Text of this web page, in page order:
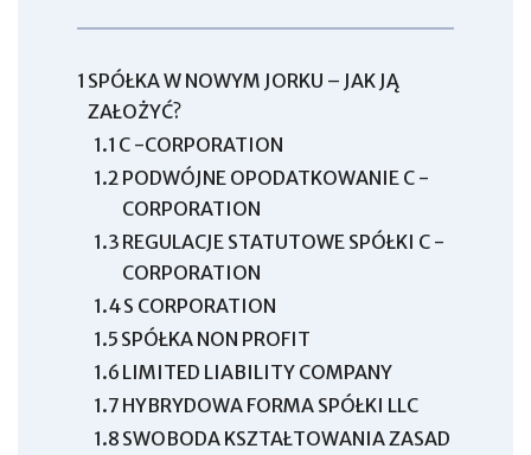
1 SPÓŁKA W NOWYM JORKU – JAK JĄ
ZAŁOŻYĆ?
1.1 C -CORPORATION
1.2 PODWÓJNE OPODATKOWANIE C -
CORPORATION
1.3 REGULACJE STATUTOWE SPÓŁKI C -
CORPORATION
1.4S CORPORATION
1.5 SPÓŁKA NON PROFIT
1.6 LIMITED LIABILITY COMPANY
1.7 HYBRYDOWA FORMA SPÓŁKI LLC
1.8 SWOBODA KSZTAŁTOWANIA ZASAD